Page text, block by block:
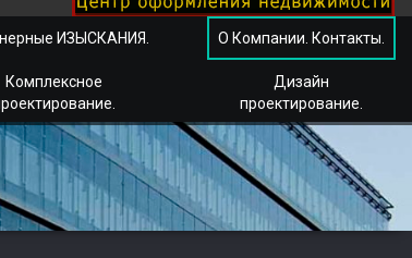
ИЗЫСКАНИЯ. О Компании. Контакты.
Комплексное
Дизайн
проектирование.